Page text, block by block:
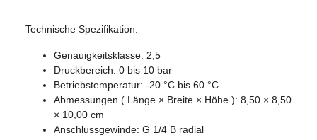
Technische Spezifikation:
Genauigkeitsklasse: 2,5
Druckbereich: 0 bis 10 bar
Betriebstemperatur: -20 °C bis 60 °C
Abmessungen ( Länge × Breite × Höhe ): 8,50 × 8,50
× 10,00 cm
Anschlussgewinde: G 1/4 B radial